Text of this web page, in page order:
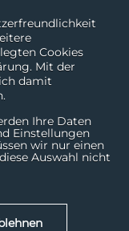
Cookies
Mit der
damit
Ihre Daten
Einstellungen
wir nur einen
Auswahl nicht